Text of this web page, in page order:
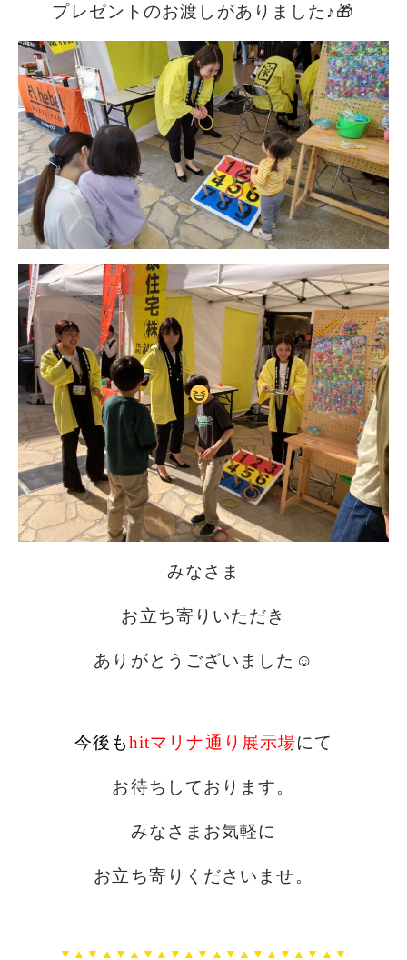
プレゼントのお渡しがありました♪🎁
みなさま
お立ち寄りいただき
ありがとうございました☺
今後もhitマリナ通り展示場にて
お待ちしております。
みなさまお気軽に
お立ち寄りくださいませ。
▼▲▼▲▼▲▼▲▼▲▼▲▼▲▼▲▼▲▼▲▼